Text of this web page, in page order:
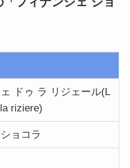
ドゥ ラ リジェール(L
riziere)
ョコラ